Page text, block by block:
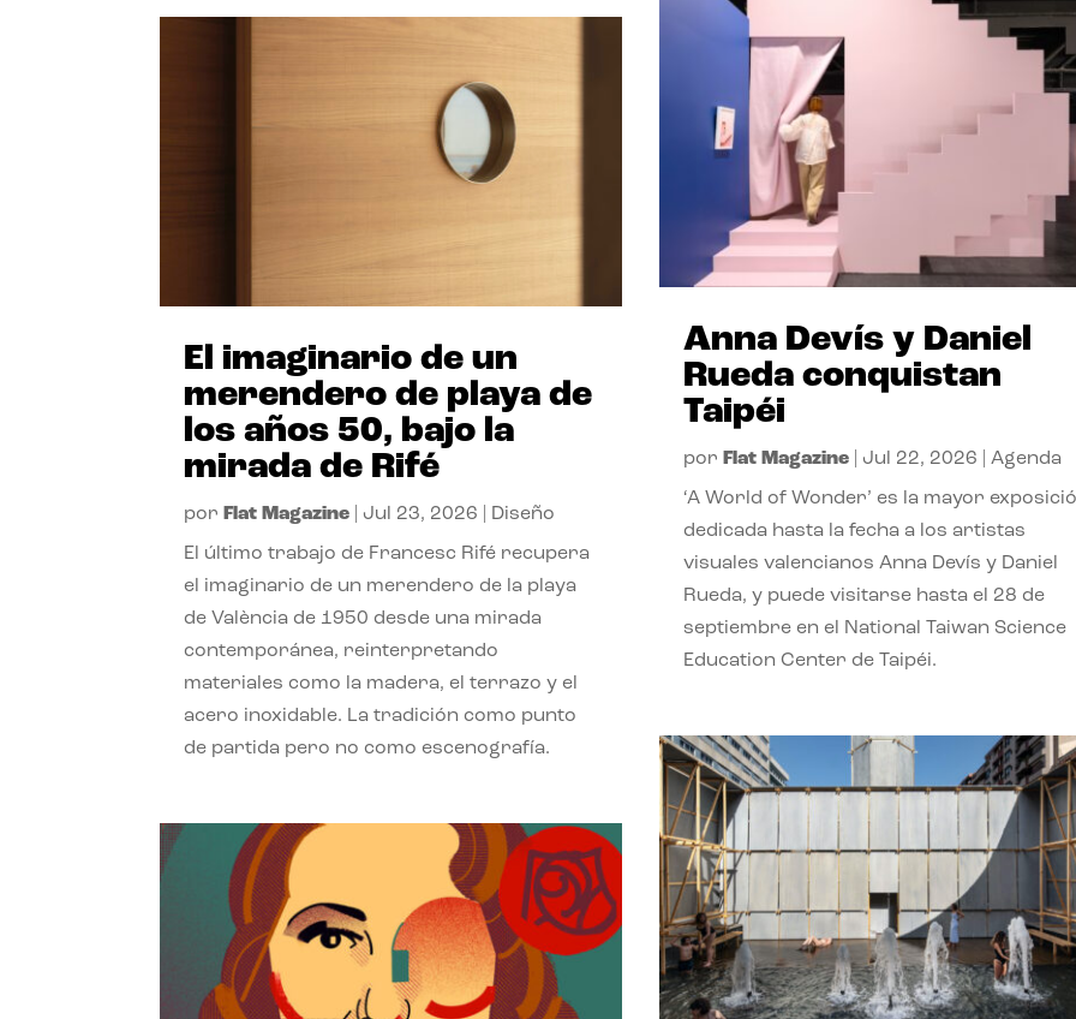
El imaginario de un
merendero de playa de
los años 50, bajo la
mirada de Rifé
por Flat Magazine Jul 23, 2026 Diseño
El último trabajo de Francesc Rifé recupera
el imaginario de un merendero de la playa
de València de 1950 desde una mirada
contemporánea, reinterpretando
materiales como la madera, el terrazo y el
acero inoxidable. La tradición como punto
de partida pero no como escenografía.
Anna Devís y Daniel
Rueda conquistan
Taipéi
por Flat Magazine| Jul 22, 2026 Agenda
‘A World of Wonder’ es la mayor
dedicada hasta la fecha a los artistas
visuales valencianos Anna Devís y Daniel
Rueda, y puede visitarse hasta el 28 de
septiembre en el National Taiwan Science
Education Center de Taipéi.